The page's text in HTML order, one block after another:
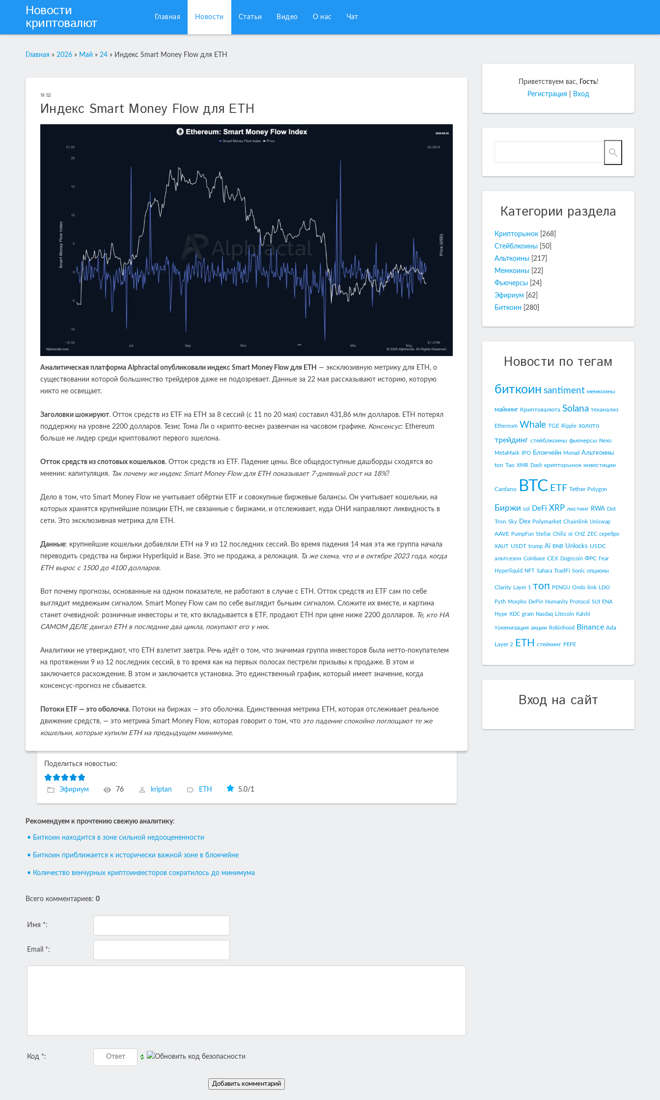
Новости
криптовалют Главная Новости Статьи Видео О нас Чат
Главная » 2026 » Май » 24 » Индекс Smart Money Flow для ETH
19:52
Индекс Smart Money Flow для ETH
Аналитическая платформа Alphractal опубликовали индекс Smart Money Flow для ETH — эксклюзивную метрику для ETH, о
существовании которой большинство трейдеров даже не подозревает. Данные за 22 мая рассказывают историю, которую
никто не освещает.
Заголовки шокируют. Отток средств из ETF на ETH за 8 сессий (с 11 по 20 мая) составил 431,86 млн долларов. ETH потерял
поддержку на уровне 2200 долларов. Тезис Тома Ли о «крипто-весне» развенчан на часовом графике. Консенсус: Ethereum
больше не лидер среди криптовалют первого эшелона.
Отток средств из спотовых кошельков. Отток средств из ETF. Падение цены. Все общедоступные дашборды сходятся во
мнении: капитуляция. Так почему же индекс Smart Money Flow для ETH показывает 7-дневный рост на 18%?
Дело в том, что Smart Money Flow не учитывает обёртки ETF и совокупные биржевые балансы. Он учитывает кошельки, на
которых хранятся крупнейшие позиции ETH, не связанные с биржами, и отслеживает, куда ОНИ направляют ликвидность в
сети. Это эксклюзивная метрика для ETH.
Данные: крупнейшие кошельки добавляли ETH на 9 из 12 последних сессий. Во время падения 14 мая эта же группа начала
переводить средства на биржи Hyperliquid и Base. Это не продажа, а релокация. Та же схема, что и в октябре 2023 года, когда
ETH вырос с 1500 до 4100 долларов.
Вот почему прогнозы, основанные на одном показателе, не работают в случае с ETH. Отток средств из ETF сам по себе
выглядит медвежьим сигналом. Smart Money Flow сам по себе выглядит бычьим сигналом. Сложите их вместе, и картина
станет очевидной: розничные инвесторы и те, кто вкладывается в ETF, продают ETH при цене ниже 2200 долларов. Те, кто НА
САМОМ ДЕЛЕ двигал ETH в последние два цикла, покупают его у них.
Аналитики не утверждают, что ETH взлетит завтра. Речь идёт о том, что значимая группа инвесторов была нетто-покупателем
на протяжении 9 из 12 последних сессий, в то время как на первых полосах пестрели призывы к продаже. В этом и
заключается расхождение. В этом и заключается установка. Это единственный график, который имеет значение, когда
консенсус-прогноз не сбывается.
Потоки ETF — это оболочка. Потоки на биржах — это оболочка. Единственная метрика ETH, которая отслеживает реальное
движение средств, — это метрика Smart Money Flow, которая говорит о том, что это падение спокойно поглощают те же
кошельки, которые купили ETH на предыдущем минимуме.
Поделиться новостью:
Эфириум 76 kriptan ETH 5.0/1
Рекомендуем к прочтению свежую аналитику:
• Биткоин находится в зоне сильной недооцененности
• Биткоин приближается к исторически важной зоне в блокчейне
• Количество венчурных криптоинвесторов сократилось до минимума
Всего комментариев: 0
Имя *:
Email *:
Код *:
Приветствуем вас, Гость!
Регистрация
Вход
Категории раздела
Крипторынок [268]
Стейблкоины
[50]
Альткоины [217]
Мемкоины [22]
Фьючерсы [24]
Эфириум
[62]
Биткоин
[280]
Новости по тегам
биткоин santiment мемкоины
майнинг Криптовалюта Solana теханализ
Ethereum Whale TGE Ripple золото
трейдинг стейблкоины фьючерсы Nexo
MetaMask IPO Блокчейн Monad Альткоины
ton Tao XMR Dash крипторынок инвестиции
Cardano BTC ETF Tether Polygon
Биржи sol DeFi XRP листинг RWA Dot
Tron Sky Dex Polymarket Chainlink Uniswap
AAVE PumpFun Stellar Chiliz oi CHZ ZEC серебро
XAUT USDT trump Ai BNB Unlocks USDC
альтсезон Coinbase CEX Dogecoin ФРС Fear
Hyperliquid NFT Sahara TradFi Sonic опционы
Clarity Layer 1 топ PENGU Ondo link LDO
Pyth Morpho DePin Humanity Protocol SUI ENA
Hype XDC gram Nasdaq Litecoin Kalshi
токенизация акции Robinhood Binance Ada
Layer 2 ETH стейкинг PEPE
Вход на сайт